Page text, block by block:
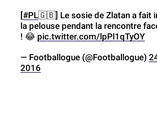
[#PL🇬🇧] Le sosie de Zlatan a fait
la pelouse pendant la rencontre
! 😂 pic.twitter.com/lpPl1qTyOY
— Footballogue (@Footballogue)
2016